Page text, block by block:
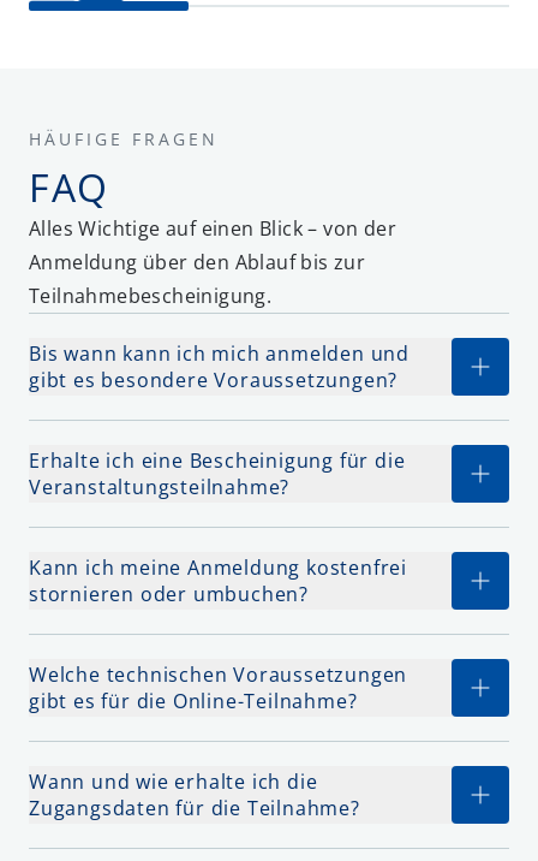
HÄUFIGE FRAGEN
FAQ
Alles Wichtige auf einen Blick – von der
Anmeldung über den Ablauf bis zur
Teilnahmebescheinigung.
Bis wann kann ich mich anmelden und
gibt es besondere Voraussetzungen?
Erhalte ich eine Bescheinigung für die
Veranstaltungsteilnahme?
Kann ich meine Anmeldung kostenfrei
stornieren oder umbuchen?
Welche technischen Voraussetzungen
gibt es für die Online-Teilnahme?
Wann und wie erhalte ich die
Zugangsdaten für die Teilnahme?